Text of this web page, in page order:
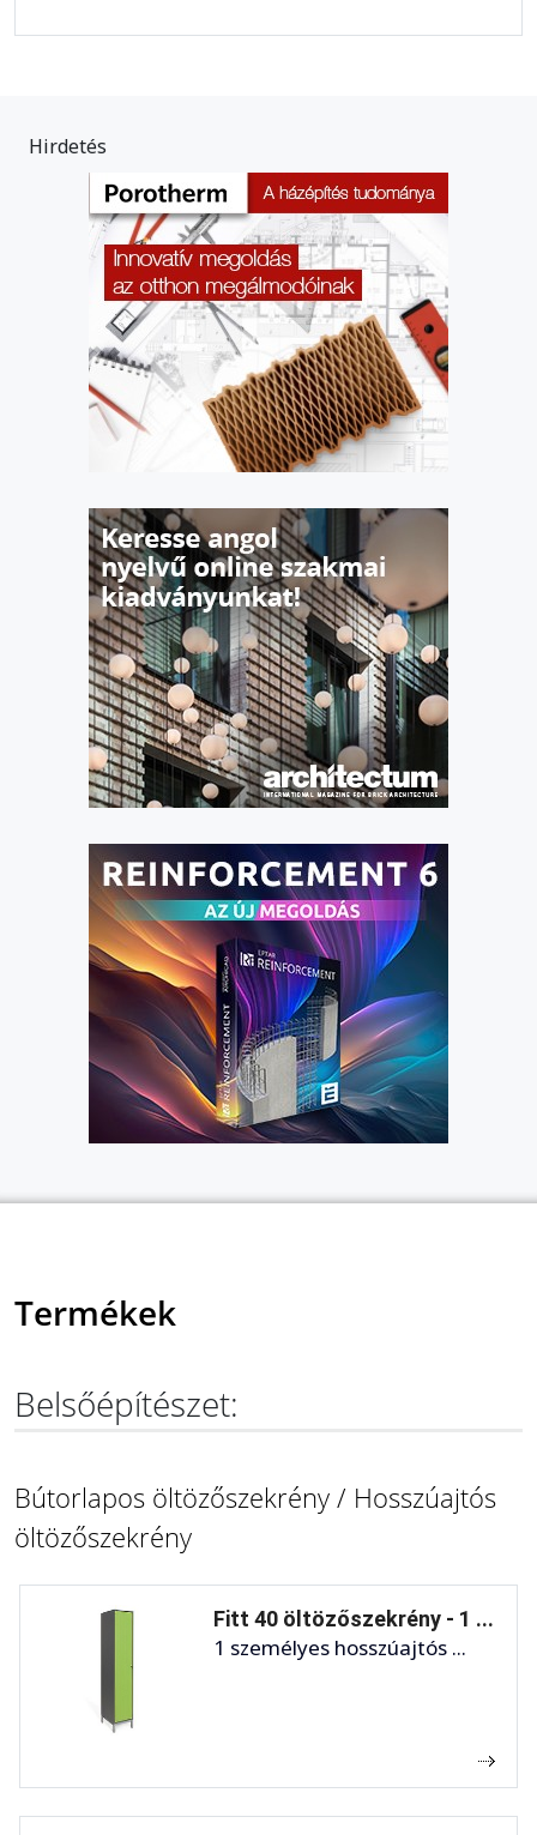
Hirdetés
Termékek
Belsőépítészet:
Bútorlapos öltözőszekrény / Hosszúajtós
öltözőszekrény
Fitt 40 öltözőszekrény - 1 ...
1 személyes hosszúajtós ...